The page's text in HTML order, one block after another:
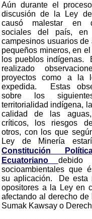
Aún durante el
discusión de la Ley
causó malestar en
sociales del país, en
campesinos usuarios
pequeños mineros, en
los pueblos indígenas.
realizado
proyectos como a la
expedida. Estas
sobre los
territorialidad indígena,
calidad de las
críticos, los riesgos
otros, con los que
Ley de Minería
Constitución
Ecuatoriano
debido
socioambientales que
su aplicación. De esta
opositores a la Ley en
afectando al derecho de
Sumak Kawsay o